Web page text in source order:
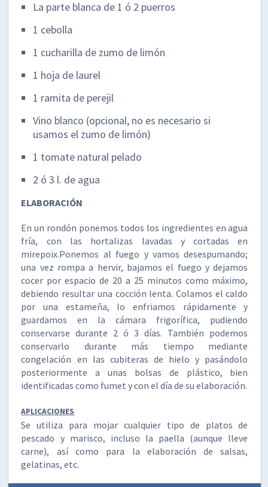
La parte blanca de 1 ó 2 puerros
1 cebolla
1 cucharilla de zumo de limón
1 hoja de laurel
1 ramita de perejil
Vino blanco (opcional, no es necesario si
usamos el zumo de limón)
1 tomate natural pelado
2 ó 3 l. de agua
ELABORACIÓN
En un rondón ponemos todos los ingredientes en agua
fría, con las hortalizas lavadas y cortadas en
mirepoix.Ponemos al fuego y vamos desespumando;
una vez rompa a hervir, bajamos el fuego y dejamos
cocer por espacio de 20 a 25 minutos como máximo,
debiendo resultar una cocción lenta. Colamos el caldo
por una estameña, lo enfriamos rápidamente y
guardamos en la cámara frigorífica, pudiendo
conservarse durante 2 ó 3 días. También podemos
conservarlo durante más tiempo mediante
congelación en las cubiteras de hielo y pasándolo
posteriormente a unas bolsas de plástico, bien
identificadas como fumet y con el día de su elaboración.
APLICACIONES
Se utiliza para mojar cualquier tipo de platos de
pescado y marisco, incluso la paella (aunque lleve
carne), así como para la elaboración de salsas,
gelatinas, etc.